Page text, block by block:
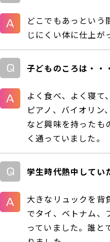
どこでもあっという
じにくい体に仕上が
子どものころは・・・
よく食べ、よく寝て
ピアノ、バイオリン
など興味を持ったも
く通っていました。
学生時代熱中してい
大きなリュックを背
でタイ、ベトナム、
っていました。誰と